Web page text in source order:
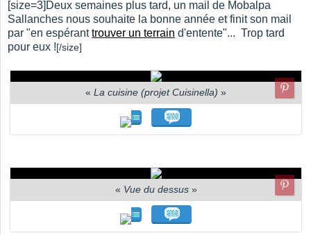
[size=3]Deux semaines plus tard, un mail de Mobalpa
Sallanches nous souhaite la bonne année et finit son mail
par "en espéranttrouver un terrain d'entente"... Trop tard
pour eux ![/size]
« La cuisine (projet Cuisinella) »
« Vue du dessus»